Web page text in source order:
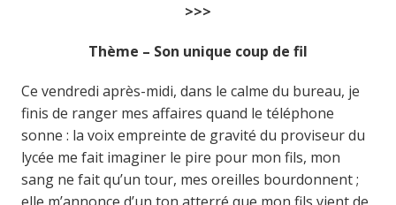
>>>
Thème – Son unique coup de fil
Ce vendredi après-midi, dans le calme du bureau, je
finis de ranger mes affaires quand le téléphone
sonne : la voix empreinte de gravité du proviseur du
lycée me fait imaginer le pire pour mon fils, mon
sang ne fait qu’un tour, mes oreilles bourdonnent ;